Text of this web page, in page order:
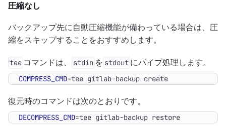
圧縮なし
バックアップ先に自動圧縮機能が備わっている場合は、圧
縮をスキップすることをおすすめします。
tee コマンドは、 stdin を stdout にパイプ処理します。
COMPRESS_CMD=tee gitlab-backup create
復元時のコマンドは次のとおりです。
DECOMPRESS_CMD=tee gitlab-backup restore